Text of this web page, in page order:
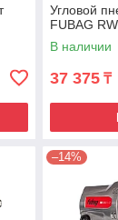
Угловой
FUBAG
В наличии
37 375 ₸
–14%